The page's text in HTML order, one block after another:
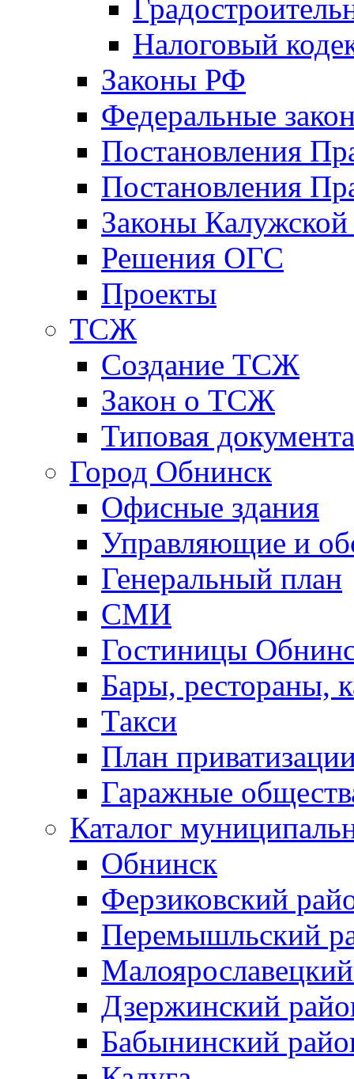
Налоговый
Законы РФ
Федеральные
Постановления
Постановления
Законы Калужской
Решения ОГС
Проекты
ТСЖ
Создание ТСЖ
Закон о ТСЖ
Типовая
Город Обнинск
Офисные здания
Управляющие и
Генеральный план
СМИ
Гостиницы
Бары, рестораны,
Такси
План
Гаражные
Каталог
Обнинск
Ферзиковский
Перемышльский
Дзержинский
Бабынинский